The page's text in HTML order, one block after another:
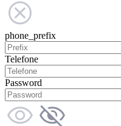
phone_prefix
Telefone
Password